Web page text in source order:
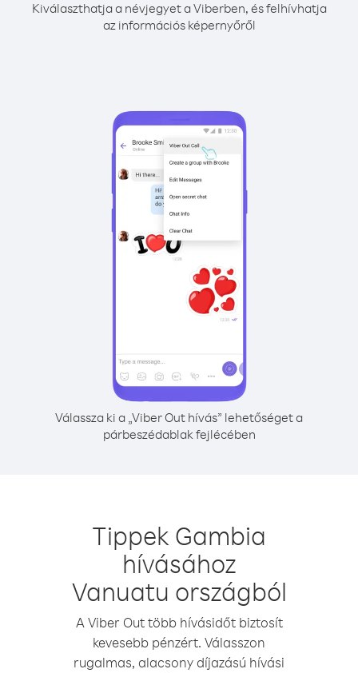
Kiválaszthatja a névjegyet a Viberben, és felhívhatja
az információs képernyőről
Válassza ki a „Viber Out hívás” lehetőséget a
párbeszédablak fejlécében
Tippek Gambia
hívásához
Vanuatu országból
A Viber Out több hívásidőt biztosít
kevesebb pénzért. Válasszon
rugalmas, alacsony díjazású hívási